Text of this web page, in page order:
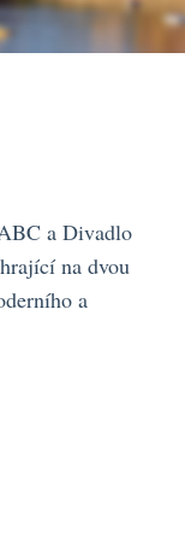
a Divadlo
na dvou
a